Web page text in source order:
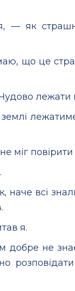
— як
що це
лежати
міг
наче всі
я.
не